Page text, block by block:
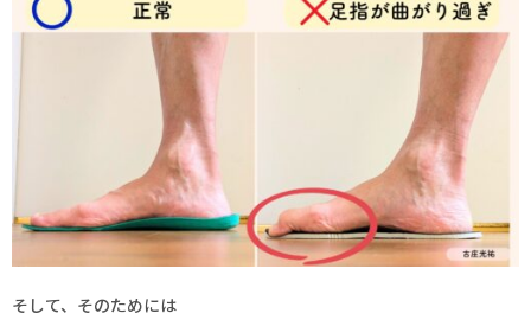
そして、そのためには